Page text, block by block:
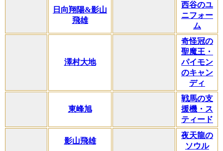
日向翔陽&影山
飛雄
西谷のユ
ニフォー
ム
澤村大地
奇怪冠の
聖魔王・
パイモン
のキャン
ディ
東峰旭
戦馬の支
援機・ス
ティード
影山飛雄
夜天龍の
ソウル